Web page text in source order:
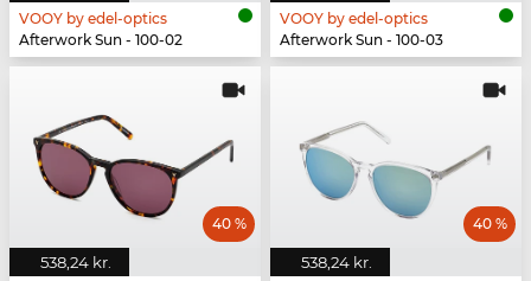
VOOY by edel-optics
Afterwork Sun - 100-02
VOOY by edel-optics
Afterwork Sun - 100-03
538,24 kr.
40 %
538,24 kr.
40 %